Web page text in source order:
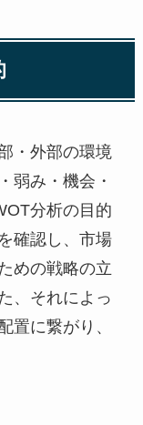
・外部の環境
弱み・機会・
分析の目的
確認し、市場
めの戦略の立
、それによっ
置に繋がり、